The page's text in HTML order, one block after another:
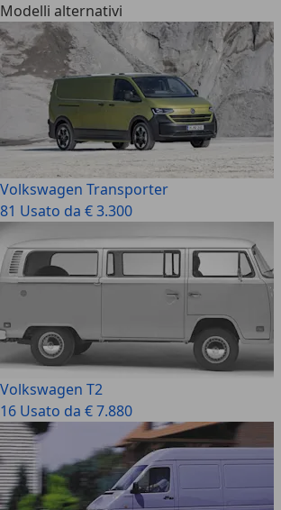
Modelli alternativi
Volkswagen Transporter
81 Usato da € 3.300
Volkswagen T2
16 Usato da € 7.880